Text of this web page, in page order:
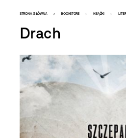
Bookstore
-
szablon
szczegóły
STRONA GŁÓWNA BOOKSTORE KSIĄŻKI
Drach